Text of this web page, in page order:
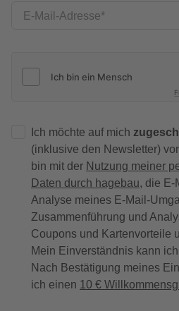
E-Mail-Adresse
Ich möchte auf mich
(inklusive den Newsletter)
bin mit der Nutzung meiner
Daten durch hagebau, die E-
Analyse meines E-Mail-
Zusammenführung und
Coupons und Kartenvorteile
Mein Einverständnis kann
Nach Bestätigung meines
ich einen 10 €